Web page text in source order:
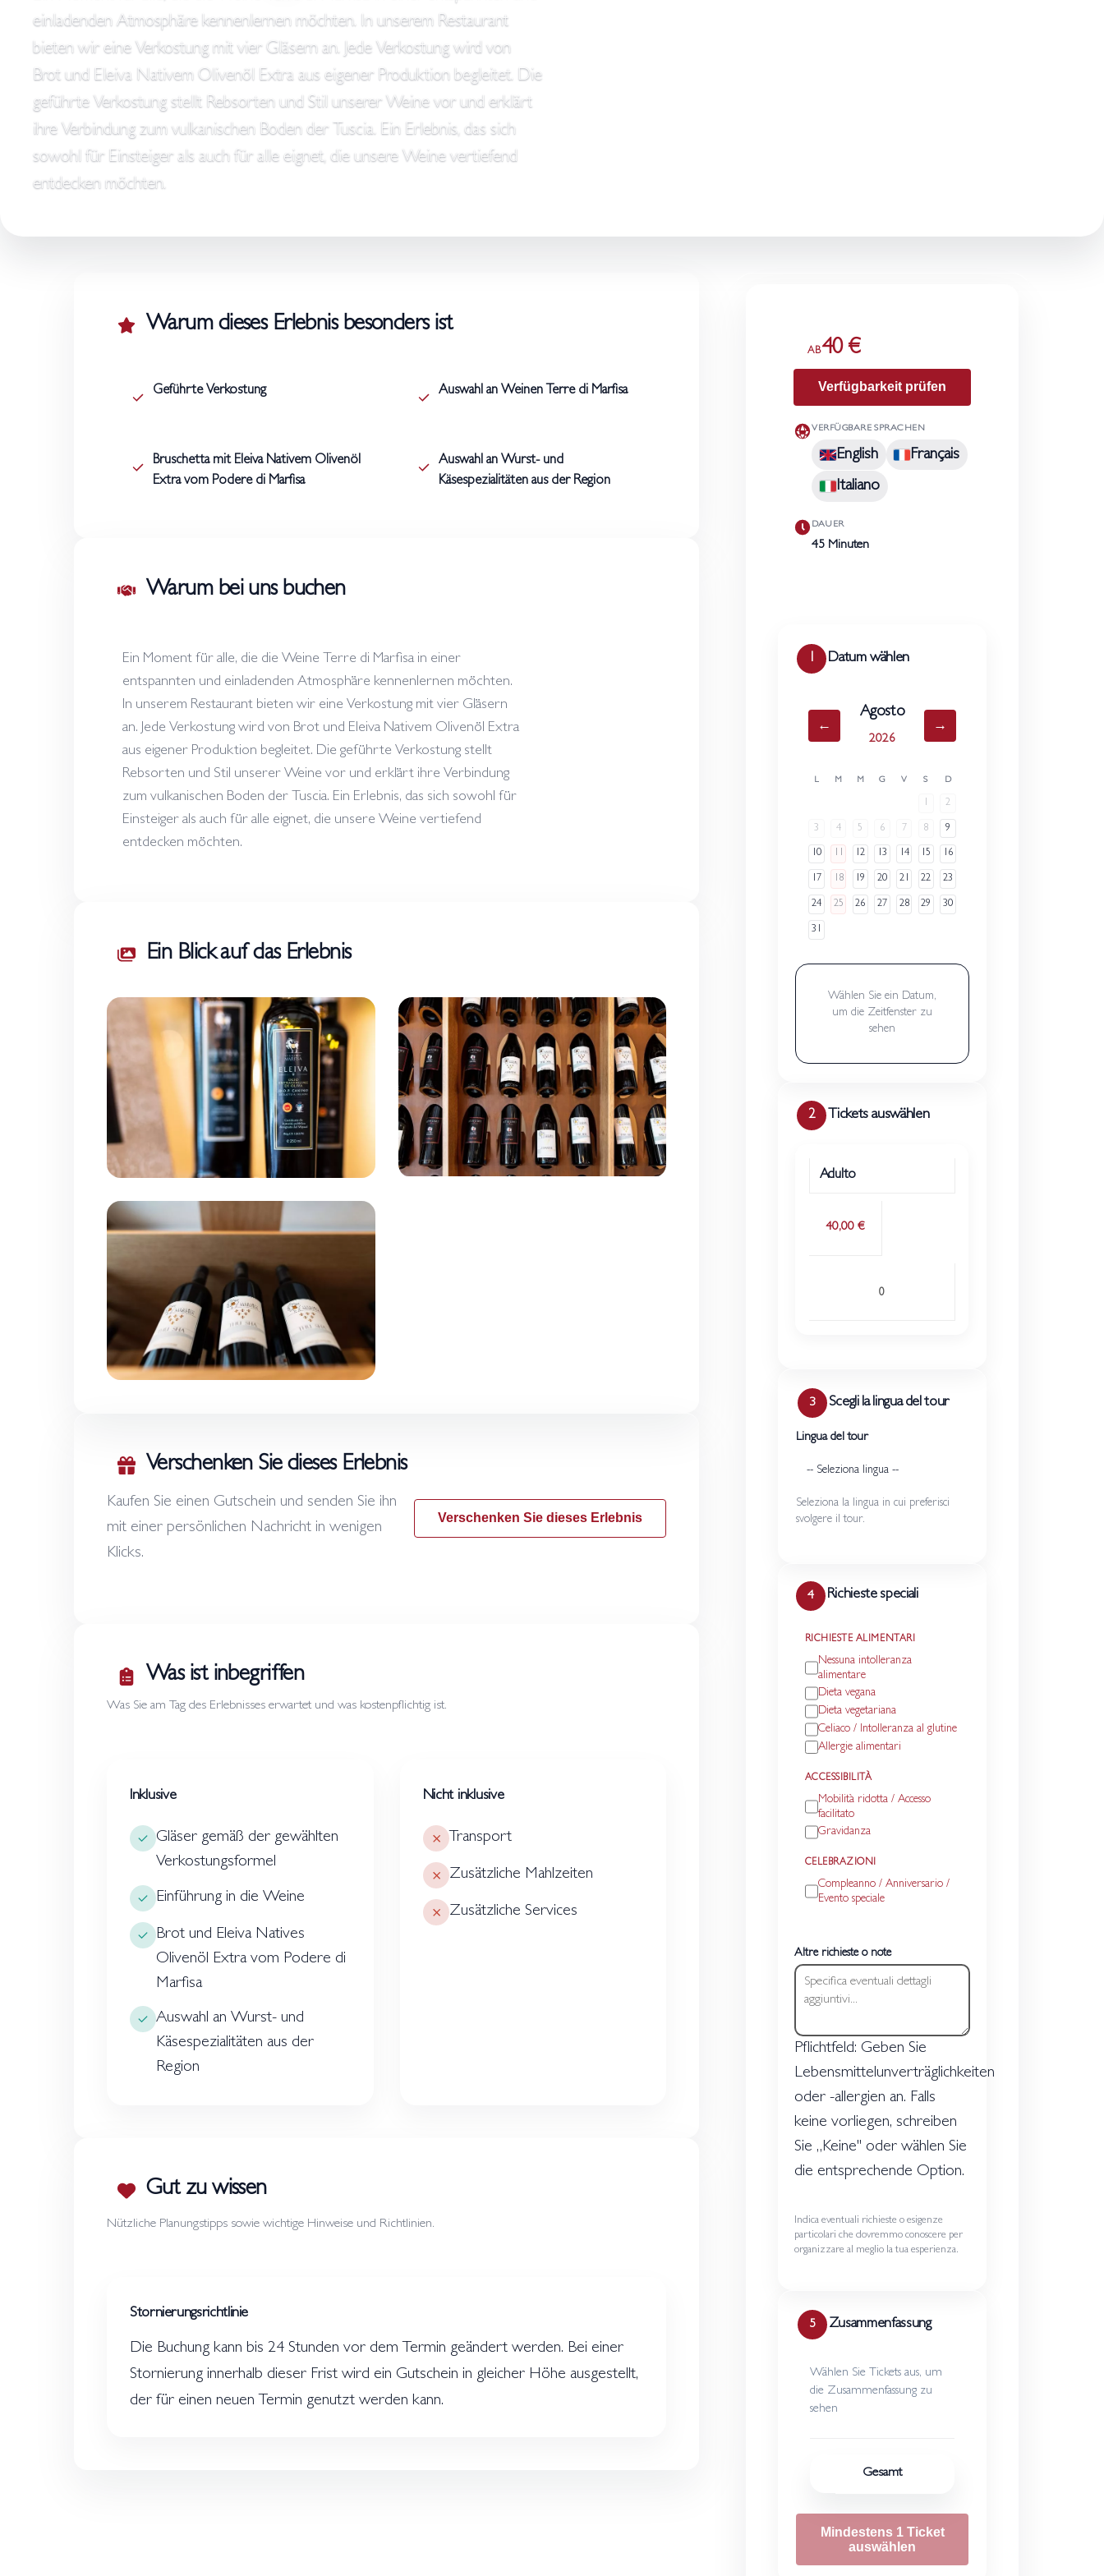
einladenden Atmosphäre kennenlernen möchten. In unserem Restaurant
bieten wir eine Verkostung mit vier Gläsern an. Jede Verkostung wird von
Brot und Eleiva Nativem Olivenöl Extra aus eigener Produktion begleitet. Die
geführte Verkostung stellt Rebsorten und Stil unserer Weine vor und erklärt
ihre Verbindung zum vulkanischen Boden der Tuscia. Ein Erlebnis, das sich
sowohl für Einsteiger als auch für alle eignet, die unsere Weine vertiefend
entdecken möchten.
Warum bei uns buchen
Ein Moment für alle, die die Weine Terre di Marfisa in einer
entspannten und einladenden Atmosphäre kennenlernen möchten.
In unserem Restaurant bieten wir eine Verkostung mit vier Gläsern
an. Jede Verkostung wird von Brot und Eleiva Nativem Olivenöl Extra
aus eigener Produktion begleitet. Die geführte Verkostung stellt
Rebsorten und Stil unserer Weine vor und erklärt ihre Verbindung
zum vulkanischen Boden der Tuscia. Ein Erlebnis, das sich sowohl für
Einsteiger als auch für alle eignet, die unsere Weine vertiefend
entdecken möchten.
Ein Blick auf das Erlebnis
Verschenken Sie dieses Erlebnis
Kaufen Sie einen Gutschein und senden Sie ihn
mit einer persönlichen Nachricht in wenigen
Klicks.
Verschenken Sie dieses Erlebnis
Warum dieses Erlebnis besonders ist
Geführte Verkostung Auswahl an Weinen Terre di Marfisa
Bruschetta mit Eleiva Nativem Olivenöl
Extra vom Podere di Marfisa
Auswahl an Wurst- und
Käsespezialitäten aus der Region
Was ist inbegriffen
Was Sie am Tag des Erlebnisses erwartet und was kostenpflichtig ist.
Inklusive
Gläser gemäß der gewählten
Verkostungsformel
Einführung in die Weine
Brot und Eleiva Natives
Olivenöl Extra vom Podere di
Marfisa
Auswahl an Wurst- und
Käsespezialitäten aus der
Region
Nicht inklusive
Transport
Zusätzliche Mahlzeiten
Zusätzliche Services
Gut zu wissen
Nützliche Planungstipps sowie wichtige Hinweise und Richtlinien.
Stornierungsrichtlinie
Die Buchung kann bis 24 Stunden vor dem Termin geändert werden. Bei einer
Stornierung innerhalb dieser Frist wird ein Gutschein in gleicher Höhe ausgestellt,
der für einen neuen Termin genutzt werden kann.
AB40 €
Verfügbarkeit prüfen
VERFÜGBARE SPRACHEN
English
Français
Italiano
DAUER
45 Minuten
1 Datum wählen
←
Agosto
2026
→
L M M G V S D
1 2
3 4 5 6 7 8 9
10 11 12 13 14 15 16
17 18 19 20 21 22 23
24 25 26 27 28 29 30
31
Wählen Sie ein Datum,
um die Zeitfenster zu
sehen
2 Tickets auswählen
TICKETTYP
Adulto
40,00 €
3 Scegli la lingua del tour
Lingua del tour
Seleziona la lingua in cui preferisci
svolgere il tour.
4 Richieste speciali
RICHIESTE ALIMENTARI
Nessuna intolleranza
alimentare
Dieta vegana
Dieta vegetariana
Celiaco / Intolleranza al glutine
Allergie alimentari
ACCESSIBILITÀ
Mobilità ridotta / Accesso
facilitato
Gravidanza
CELEBRAZIONI
Compleanno / Anniversario /
Evento speciale
Altre richieste o note
Pflichtfeld: Geben Sie
Lebensmittelunverträglichkeiten
oder -allergien an. Falls
keine vorliegen, schreiben
Sie „Keine" oder wählen Sie
die entsprechende Option.
Indica eventuali richieste o esigenze
particolari che dovremmo conoscere per
organizzare al meglio la tua esperienza.
5 Zusammenfassung
Wählen Sie Tickets aus, um
die Zusammenfassung zu
sehen
Gesamt
Mindestens 1 Ticket
auswählen